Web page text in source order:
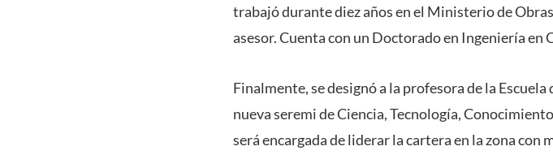
trabajó durante diez años en el Ministerio de
asesor. Cuenta con un Doctorado en Ingeniería
Finalmente, se designó a la profesora de la
nueva seremi de Ciencia, Tecnología,
será encargada de liderar la cartera en la zona